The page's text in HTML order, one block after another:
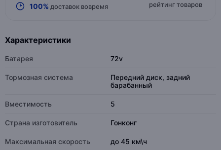
100% доставок вовремя рейтинг товаров
Характеристики
Батарея 72v
Тормозная система
Передний диск, задний
барабанный
Вместимость 5
Страна изготовитель Гонконг
Максимальная скорость до 45 км\ч